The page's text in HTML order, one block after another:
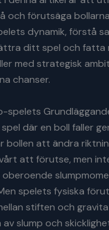
och förutsäga
dynamik, förstå
ditt spel och fatta
med strategisk
chanser.
spelets
där en boll faller
bollen att ändra
att förutse, men
spelets fysiska
stiften och
av slump och